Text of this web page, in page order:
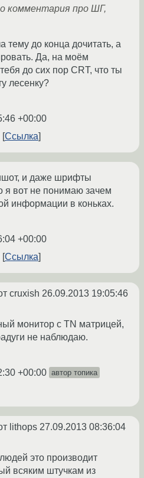
комментария про ШГ,
тему до конца дочитать, а
Да, на моём
до сих пор CRT, что ты
лесенку?
+00:00
Ссылка
и даже шрифты
я вот не понимаю зачем
информации в коньках.
+00:00
Ссылка
cruxish 26.09.2013 19:05:46
монитор с TN матрицей,
не наблюдаю.
+00:00 автор топика
lithops 27.09.2013 08:36:04
это производит
всяким штучкам из